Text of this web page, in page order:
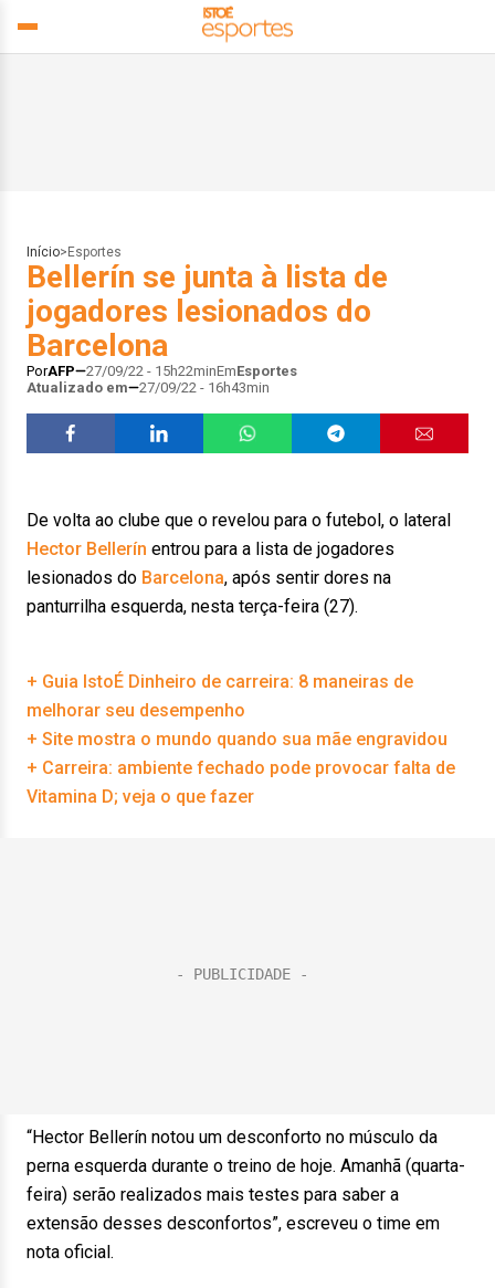
Início> Esportes
Bellerín se junta à lista de
jogadores lesionados do
Barcelona
PorAFP 27/09/22 - 15h22minEmEsportes
Atualizado em
27/09/22 - 16h43min
De volta ao clube que o revelou para o futebol, o lateral
Hector Bellerín entrou para a lista de jogadores
lesionados do Barcelona, após sentir dores na
panturrilha esquerda, nesta terça-feira (27).
+ Guia IstoÉ Dinheiro de carreira: 8 maneiras de
melhorar seu desempenho
+ Site mostra o mundo quando sua mãe engravidou
+ Carreira: ambiente fechado pode provocar falta de
Vitamina D; veja o que fazer
“Hector Bellerín notou um desconforto no músculo da
perna esquerda durante o treino de hoje. Amanhã (quarta-
feira) serão realizados mais testes para saber a
extensão desses desconfortos”, escreveu o time em
nota oficial.